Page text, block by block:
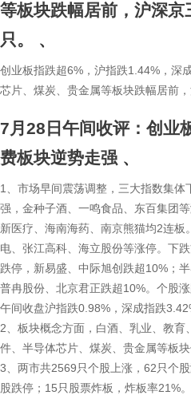
等板块跌幅居前，沪深
只。
、
创业板指跌超6%，沪指跌1.44%，深
芯片、煤炭、贵金属等板块跌幅居前
7月28日午间收评：创业
费板块逆势走强 、
1、市场早间震荡调整，三大指数集
强，金种子酒、一鸣食品、东百集团
新医疗、海南海药、南京熊猫均2连
电、张江高科、海立股份等涨停。下
跌停，新易盛、中际旭创跌超10%；
普冉股份、北京君正跌超10%。个股
午间收盘沪指跌0.98%，深成指跌
2、板块概念方面，白酒、乳业、教育
件、半导体芯片、煤炭、贵金属等板块
3、两市共2569只个股上涨，62只个
股跌停；15只股票炸板，炸板率21%。